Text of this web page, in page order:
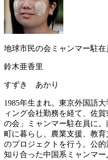
地球市民の会ミャンマー駐在
鈴木亜香里
すずき あかり
1985年生まれ。東京外国語
ィング会社勤務を経て、佐
の会」ミャンマー駐在員に
町に暮らし、農業支援、教
のプロジェクトを行う。公
知り合った中国系ミャンマ